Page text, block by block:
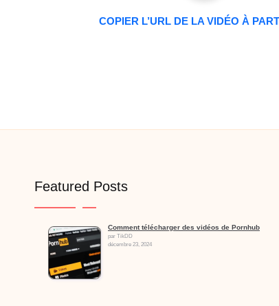
COPIER L’URL DE LA VIDÉO À
Featured Posts
Comment télécharger des vidéos de Pornhub
par TikDD
décembre 23, 2024